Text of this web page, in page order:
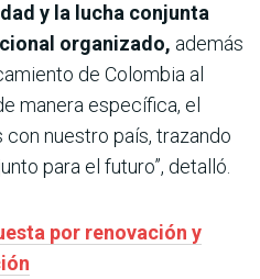
y la lucha conjunta
organizado, además
de Colombia al
manera específica, el
nuestro país, trazando
para el futuro”, detalló.
por renovación y